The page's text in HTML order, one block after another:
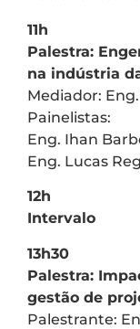
11h
Palestra:
na indústria
Mediador:
Painelistas:
Eng. Ihan
Eng. Lucas
12h
Intervalo
13h30
Palestra:
gestão de
Palestrante: